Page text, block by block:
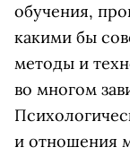
обучения,
какими бы
методы и
во многом
и отношения